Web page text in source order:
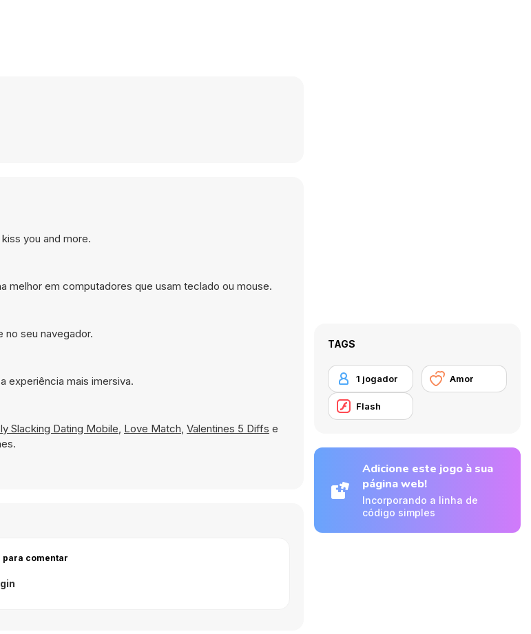
you and more.
melhor em computadores que usam teclado ou mouse.
no seu navegador.
experiência mais imersiva.
Slacking Dating Mobile, Love Match, Valentines 5 Diffs e
para comentar
TAGS
1 jogador Amor
Flash
Adicione este jogo à sua
página web!
Incorporando a linha de
código simples